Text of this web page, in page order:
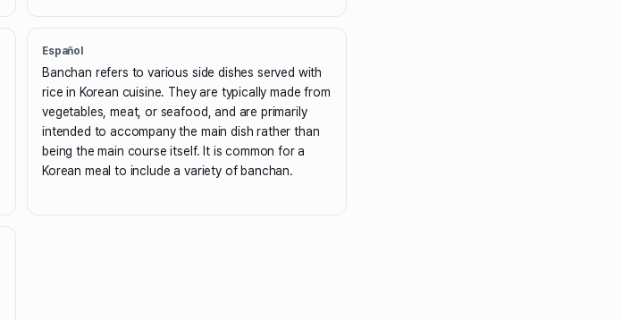
Español
Banchan refers to various side dishes served with
rice in Korean cuisine. They are typically made from
vegetables, meat, or seafood, and are primarily
intended to accompany the main dish rather than
being the main course itself. It is common for a
Korean meal to include a variety of banchan.